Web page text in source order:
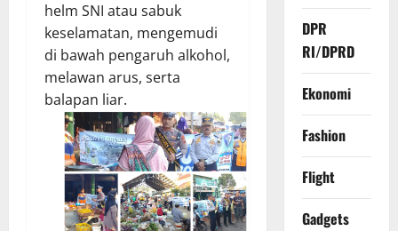
helm SNI atau sabuk
keselamatan, mengemudi
di bawah pengaruh alkohol,
melawan arus, serta
balapan liar.
DPR
RI/DPRD
Ekonomi
Fashion
Flight
Gadgets